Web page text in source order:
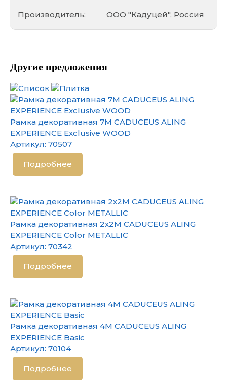
Производитель: ООО "Кадуцей", Россия
Другие предложения
Рамка декоративная 7М CADUCEUS ALING
EXPERIENCE Exclusive WOOD
Артикул: 70507
Подробнее
Рамка декоративная 2х2М CADUCEUS ALING
EXPERIENCE Color METALLIC
Артикул: 70342
Подробнее
Рамка декоративная 4М CADUCEUS ALING
EXPERIENCE Basic
Артикул: 70104
Подробнее